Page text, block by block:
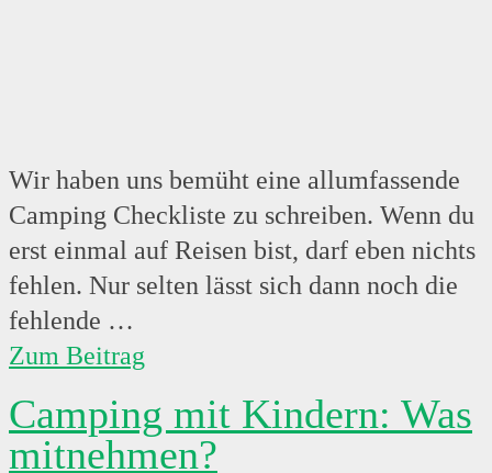
Wir haben uns bemüht eine allumfassende
Camping Checkliste zu schreiben. Wenn du
erst einmal auf Reisen bist, darf eben nichts
fehlen. Nur selten lässt sich dann noch die
fehlende …
Zum Beitrag
Camping mit Kindern: Was
mitnehmen?